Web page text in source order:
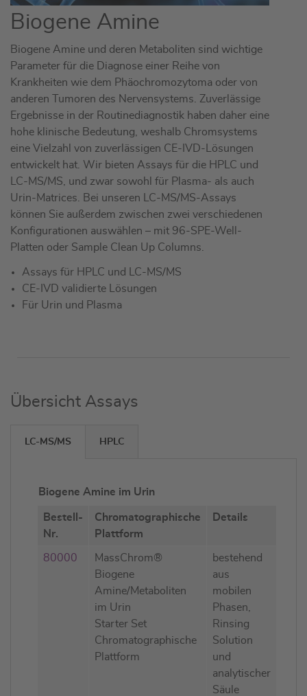
Biogene Amine
Biogene Amine und deren Metaboliten sind wichtige
Parameter für die Diagnose einer Reihe von
Krankheiten wie dem Phäochromozytoma oder von
anderen Tumoren des Nervensystems. Zuverlässige
Ergebnisse in der Routinediagnostik haben daher eine
hohe klinische Bedeutung, weshalb Chromsystems
eine Vielzahl von zuverlässigen CE-IVD-Lösungen
entwickelt hat. Wir bieten Assays für die HPLC und
LC-MS/MS, und zwar sowohl für Plasma- als auch
Urin-Matrices. Bei unseren LC-MS/MS-Assays
können Sie außerdem zwischen zwei verschiedenen
Konfigurationen auswählen – mit 96-SPE-Well-
Platten oder Sample Clean Up Columns.
Assays für HPLC und LC-MS/MS
CE-IVD validierte Lösungen
Für Urin und Plasma
Übersicht Assays
LC-MS/MS HPLC
Biogene Amine im Urin
Bestell-
Nr.
Chromatographische
Plattform
Details
80000
MassChrom®
Biogene
Amine/Metaboliten
im Urin
Starter Set
Chromatographische
Plattform
bestehend
aus
mobilen
Phasen,
Rinsing
Solution
und
analytischer
Säule